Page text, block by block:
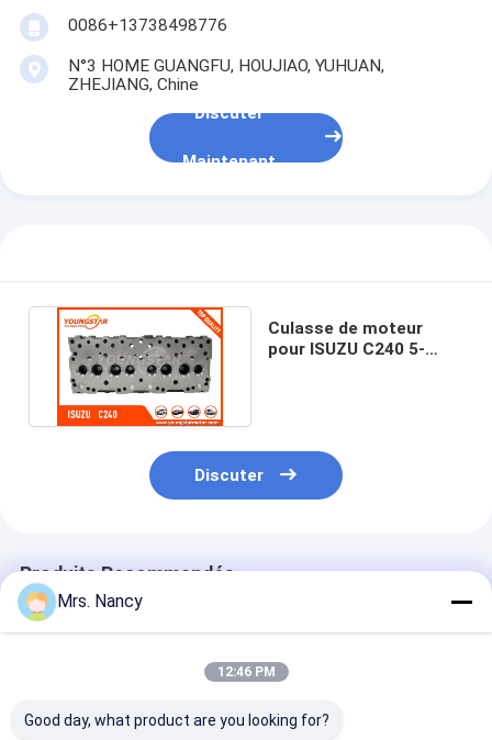
0086+13738498776
N°3 HOME GUANGFU, HOUJIAO, YUHUAN,
ZHEJIANG, Chine
Discuter
Maintenant
Culasse de moteur
pour ISUZU C240 5-
Discuter
Produits Recommandés
Mrs. Nancy
12:46 PM
Good day, what product are you looking for?